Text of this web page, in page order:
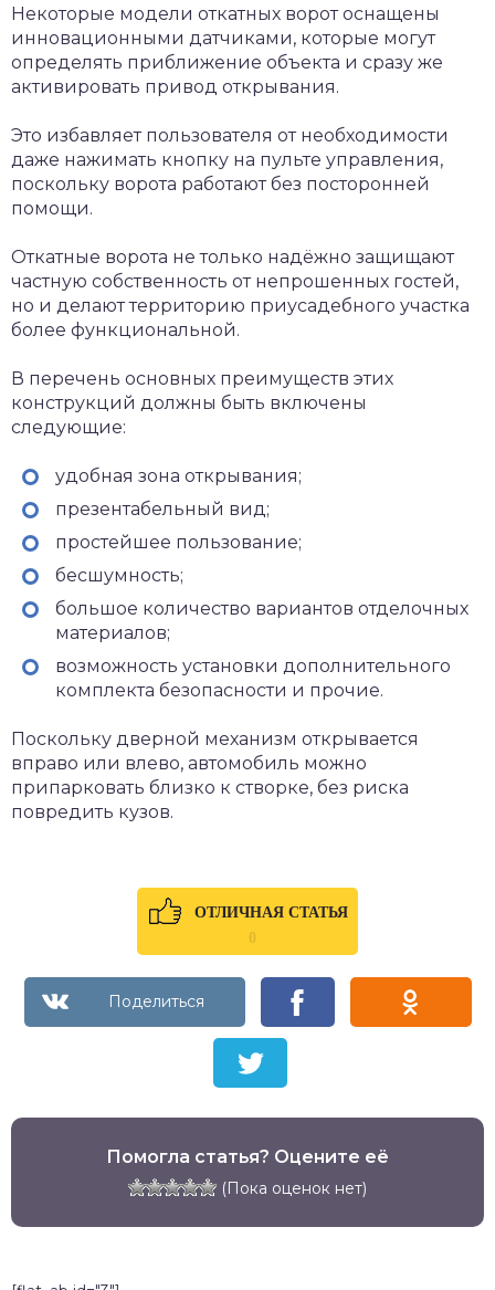
Некоторые модели откатных ворот оснащены
инновационными датчиками, которые могут
определять приближение объекта и сразу же
активировать привод открывания.
Это избавляет пользователя от необходимости
даже нажимать кнопку на пульте управления,
поскольку ворота работают без посторонней
помощи.
Откатные ворота не только надёжно защищают
частную собственность от непрошенных гостей,
но и делают территорию приусадебного участка
более функциональной.
В перечень основных преимуществ этих
конструкций должны быть включены
следующие:
удобная зона открывания;
презентабельный вид;
простейшее пользование;
бесшумность;
большое количество вариантов отделочных
материалов;
возможность установки дополнительного
комплекта безопасности и прочие.
Поскольку дверной механизм открывается
вправо или влево, автомобиль можно
припарковать близко к створке, без риска
повредить кузов.
ОТЛИЧНАЯ СТАТЬЯ
0
Помогла статья? Оцените её
(Пока оценок нет)